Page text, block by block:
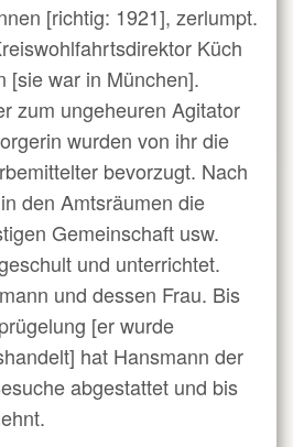
[richtig: 1921], zerlumpt.
Küch
[sie war in München].
zum ungeheuren Agitator
wurden von ihr die
bevorzugt. Nach
den Amtsräumen die
Gemeinschaft usw.
und unterrichtet.
und dessen Frau. Bis
[er wurde
hat Hansmann der
abgestattet und bis